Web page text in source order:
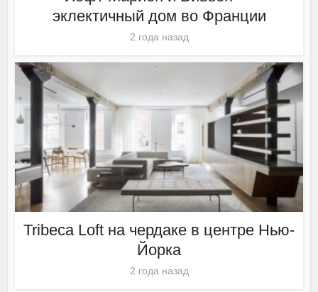
эклектичный дом во Франции
2 года назад
Tribeca Loft на чердаке в центре Нью-
Йорка
2 года назад